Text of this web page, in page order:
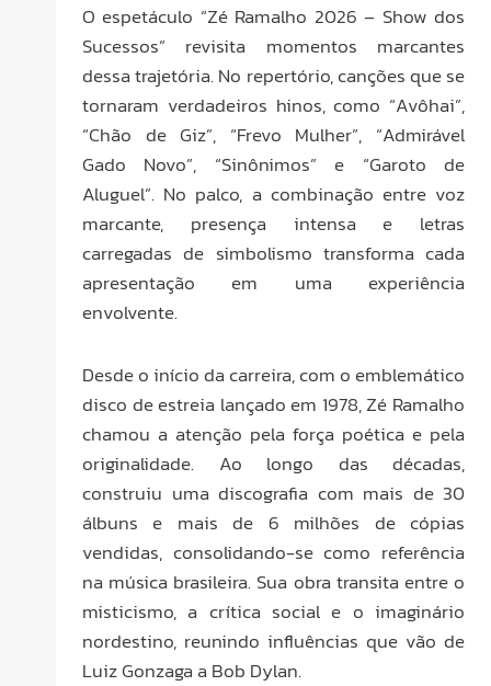
O espetáculo “Zé Ramalho 2026 – Show dos
Sucessos” revisita momentos marcantes
dessa trajetória. No repertório, canções que se
tornaram verdadeiros hinos, como “Avôhai”,
“Chão de Giz”, “Frevo Mulher”, “Admirável
Gado Novo”, “Sinônimos” e “Garoto de
Aluguel”. No palco, a combinação entre voz
marcante, presença intensa e letras
carregadas de simbolismo transforma cada
apresentação em uma experiência
envolvente.
Desde o início da carreira, com o emblemático
disco de estreia lançado em 1978, Zé Ramalho
chamou a atenção pela força poética e pela
originalidade. Ao longo das décadas,
construiu uma discografia com mais de 30
álbuns e mais de 6 milhões de cópias
vendidas, consolidando-se como referência
na música brasileira. Sua obra transita entre o
misticismo, a crítica social e o imaginário
nordestino, reunindo influências que vão de
Luiz Gonzaga a Bob Dylan.